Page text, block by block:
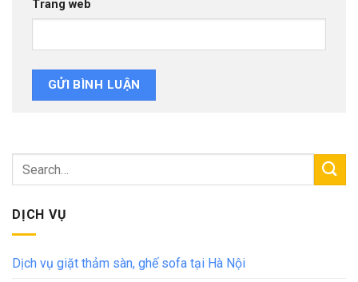
Trang web
DỊCH VỤ
Dịch vụ giặt thảm sàn, ghế sofa tại Hà Nội